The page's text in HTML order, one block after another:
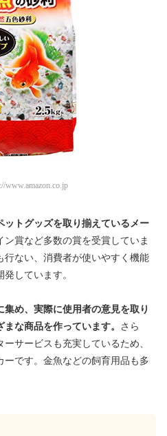
www.amazon.co.jp
ットグッズを取り揃えているメー
ン賞など多数の賞を受賞していま
行ない、消費者が使いやすく機能
しています。
集め、実際に使用者の意見を取り
な商品を作っています。 さら
サービスも充実しているため、
です。金魚などの飼育用品も多